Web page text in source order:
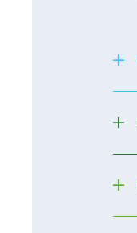
+
+
+